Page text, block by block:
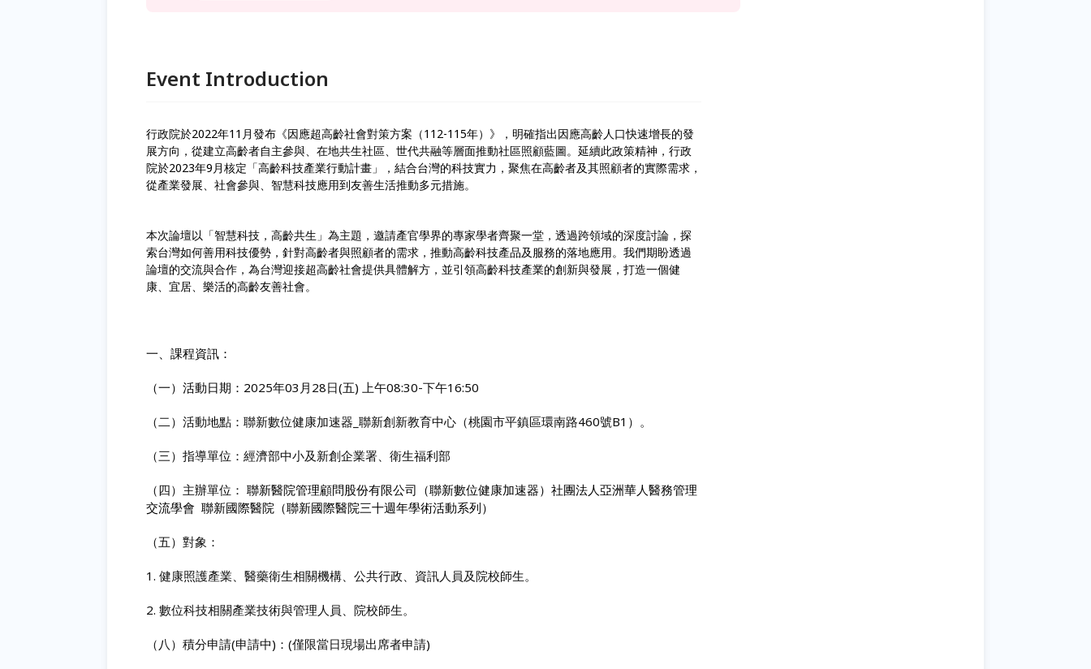
Event Introduction
行政院於2022年11月發布《因應超高齡社會對策方案（112-115年）》，明確指出因應高齡人口快速增長的發
展方向，從建立高齡者自主參與、在地共生社區、世代共融等層面推動社區照顧藍圖。延續此政策精神，行政
院於2023年9月核定「高齡科技產業行動計畫」，結合台灣的科技實力，聚焦在高齡者及其照顧者的實際需求，
從產業發展、社會參與、智慧科技應用到友善生活推動多元措施。
本次論壇以「智慧科技，高齡共生」為主題，邀請產官學界的專家學者齊聚一堂，透過跨領域的深度討論，探
索台灣如何善用科技優勢，針對高齡者與照顧者的需求，推動高齡科技產品及服務的落地應用。我們期盼透過
論壇的交流與合作，為台灣迎接超高齡社會提供具體解方，並引領高齡科技產業的創新與發展，打造一個健
康、宜居、樂活的高齡友善社會。
一、課程資訊：
（一）活動日期：2025年03月28日(五) 上午08:30-下午16:50
（二）活動地點：聯新數位健康加速器_聯新創新教育中心（桃園市平鎮區環南路460號B1）。
（三）指導單位：經濟部中小及新創企業署、衛生福利部
（四）主辦單位： 聯新醫院管理顧問股份有限公司（聯新數位健康加速器）社團法人亞洲華人醫務管理
交流學會 聯新國際醫院（聯新國際醫院三十週年學術活動系列）
（五）對象：
1. 健康照護產業、醫藥衛生相關機構、公共行政、資訊人員及院校師生。
2. 數位科技相關產業技術與管理人員、院校師生。
（八） 積分申請(申請中)：(僅限當日現場出席者申請)